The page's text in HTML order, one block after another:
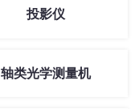
投影仪
轴类光学测量机